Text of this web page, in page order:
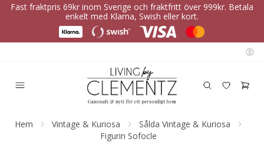
Fast fraktpris 69kr inom Sverige och fraktfritt över 999kr. Betala
enkelt med Klarna, Swish eller kort.
Hem Vintage & Kuriosa
Sålda Vintage & Kuriosa
Figurin Sofocle